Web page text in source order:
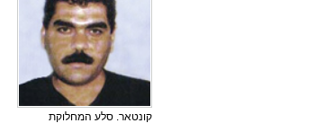
קונטאר. סלע המחלוקת